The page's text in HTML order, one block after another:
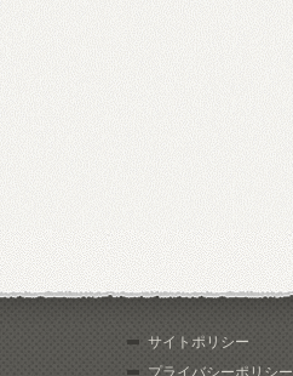
サイトポリシー
プライバシーポリシー